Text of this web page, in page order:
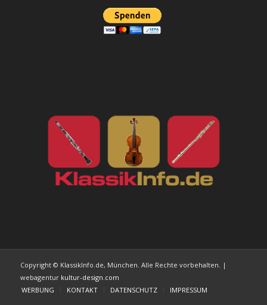
Copyright © KlassikInfo.de, München. Alle Rechte vorbehalten. |
webagentur kultur-design.com
WERBUNG
KONTAKT DATENSCHUTZ IMPRESSUM